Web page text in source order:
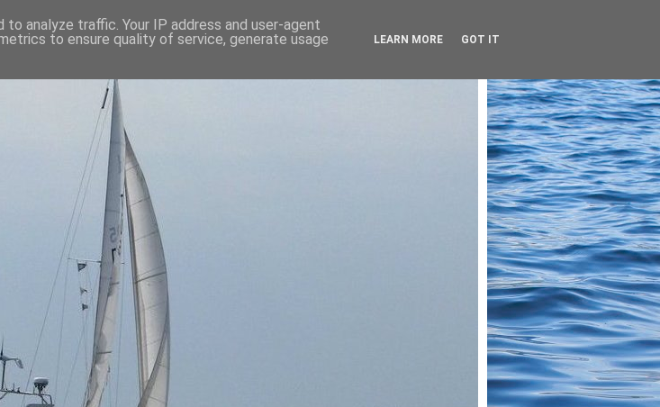
analyze traffic. Your IP address and user-agent
to ensure quality of service, generate usage
LEARN MORE GOT IT